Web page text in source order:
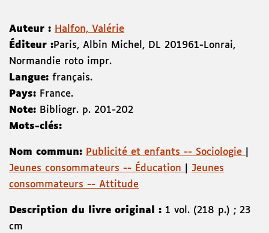
Auteur : Halfon, Valérie
Éditeur :Paris, Albin Michel , DL 201961-Lonrai,
Normandie roto impr.
Langue: français.
Pays: France.
Note: Bibliogr. p. 201-202
Mots-clés:
Nom commun: Publicité et enfants -- Sociologie
Jeunes consommateurs -- Éducation
Jeunes
consommateurs -- Attitude
Description du livre original : 1 vol. (218 p.) ; 23
cm